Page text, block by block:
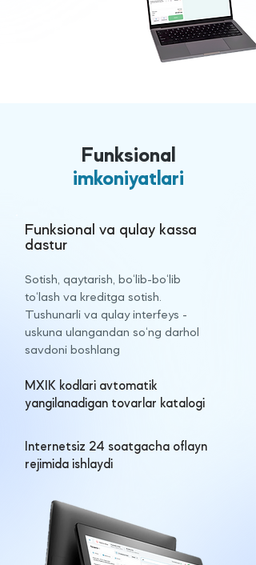
Funksional
imkoniyatlari
Funksional va qulay kassa
dastur
Sotish, qaytarish, bo‘lib-bo‘lib
to‘lash va kreditga sotish.
Tushunarli va qulay interfeys -
uskuna ulangandan so‘ng darhol
savdoni boshlang
MXIK kodlari avtomatik
yangilanadigan tovarlar katalogi
Internetsiz 24 soatgacha oflayn
rejimida ishlaydi